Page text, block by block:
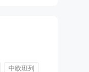
中欧班列